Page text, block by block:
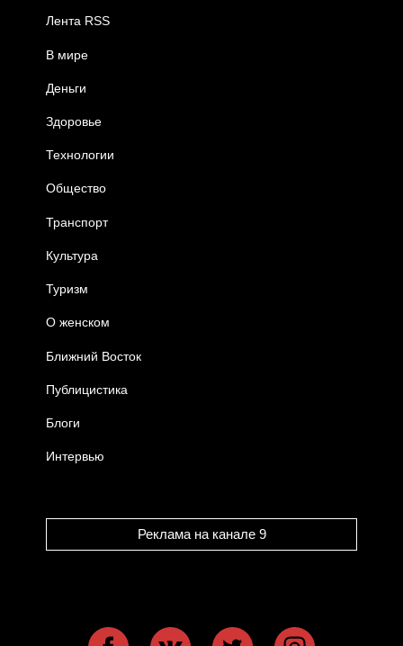
Лента RSS
В мире
Деньги
Здоровье
Технологии
Общество
Транспорт
Культура
Туризм
О женском
Ближний Восток
Публицистика
Блоги
Интервью
Реклама на канале 9